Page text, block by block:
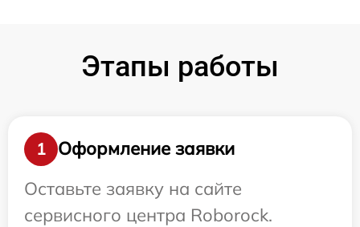
Этапы работы
1
Оформление заявки
Оставьте заявку на сайте
сервисного центра Roborock.